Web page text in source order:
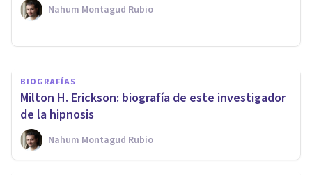
Nahum Montagud Rubio
BIOGRAFÍAS
Milton H. Erickson: biografía de este investigador
de la hipnosis
Nahum Montagud Rubio